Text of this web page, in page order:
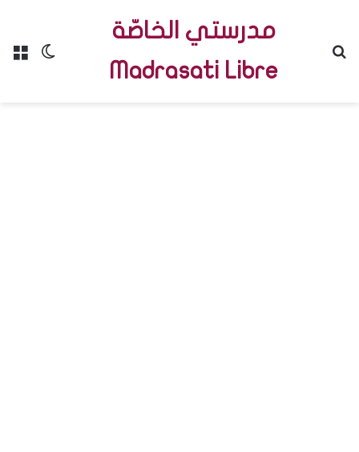
Menu
مدرستي الخاصّة
Madrasati Libre